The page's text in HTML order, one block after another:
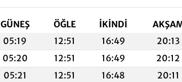
GÜNEŞ ÖĞLE İKINDI
05:19 12:51 16:49 20:13
05:20 12:51 16:49 20:12
05:21 12:51 16:48 20:11